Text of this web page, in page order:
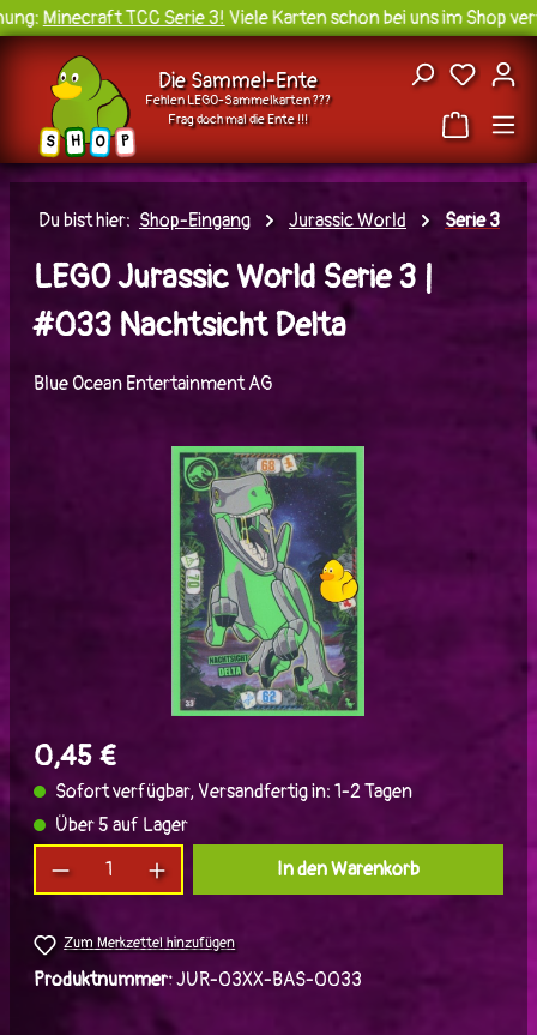
Zum Hauptinhalt springen
Minecraft TCC Serie 3!Viele Karten schon bei uns im Shop
S H O P
Die Sammel-Ente
Fehlen LEGO-Sammelkarten ???
Frag doch mal die Ente !!!
Du
Du bist hier: Shop-Eingang Jurassic World Serie 3
LEGO Jurassic World Serie 3 |
#033 Nachtsicht Delta
Blue Ocean Entertainment AG
Bildergalerie überspringen
0,45 €
Sofort verfügbar, Versandfertig in: 1-2 Tagen
Über 5 auf Lager
Produkt Anzahl: Gib den gewünschten Wert
In den Warenkorb
Zum Merkzettel hinzufügen
Produktnummer:JUR-03XX-BAS-0033